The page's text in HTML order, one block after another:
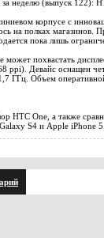
корпусе с
на полках магазинов.
пока лишь
похвастать
ppi). Девайс оснащен
ГГц. Объем
HTC One, а также
S4 и Apple iPhone 5.